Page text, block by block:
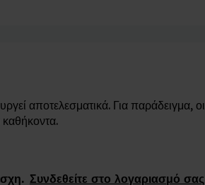
αποτελεσματικά. Για παράδειγμα,
καθήκοντα.
Συνδεθείτε στο λογαριασμό σας